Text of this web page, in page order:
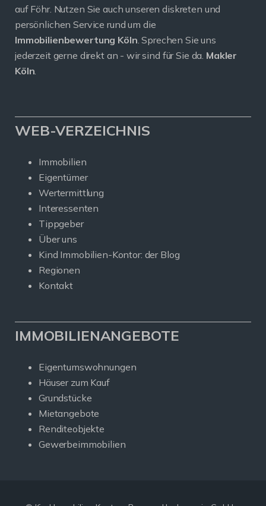
auf Föhr. Nutzen Sie auch unseren diskreten und
persönlichen Service rund um die
Immobilienbewertung Köln. Sprechen Sie uns
jederzeit gerne direkt an - wir sind für Sie da. Makler
Köln.
WEB-VERZEICHNIS
Immobilien
Eigentümer
Wertermittlung
Interessenten
Tippgeber
Über uns
Kind Immobilien-Kontor: der Blog
Regionen
Kontakt
IMMOBILIENANGEBOTE
Eigentumswohnungen
Häuser zum Kauf
Grundstücke
Mietangebote
Renditeobjekte
Gewerbeimmobilien